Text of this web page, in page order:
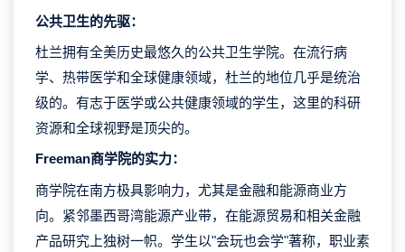
公共卫生的先驱：
杜兰拥有全美历史最悠久的公共卫生学院。在流行病
学、热带医学和全球健康领域，杜兰的地位几乎是统治
级的。有志于医学或公共健康领域的学生，这里的科研
资源和全球视野是顶尖的。
Freeman商学院的实力：
商学院在南方极具影响力，尤其是金融和能源商业方
向。紧邻墨西哥湾能源产业带，在能源贸易和相关金融
产品研究上独树一帜。学生以"会玩也会学"著称，职业素